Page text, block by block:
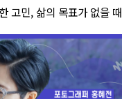
고민, 삶의 목표가 없을 때